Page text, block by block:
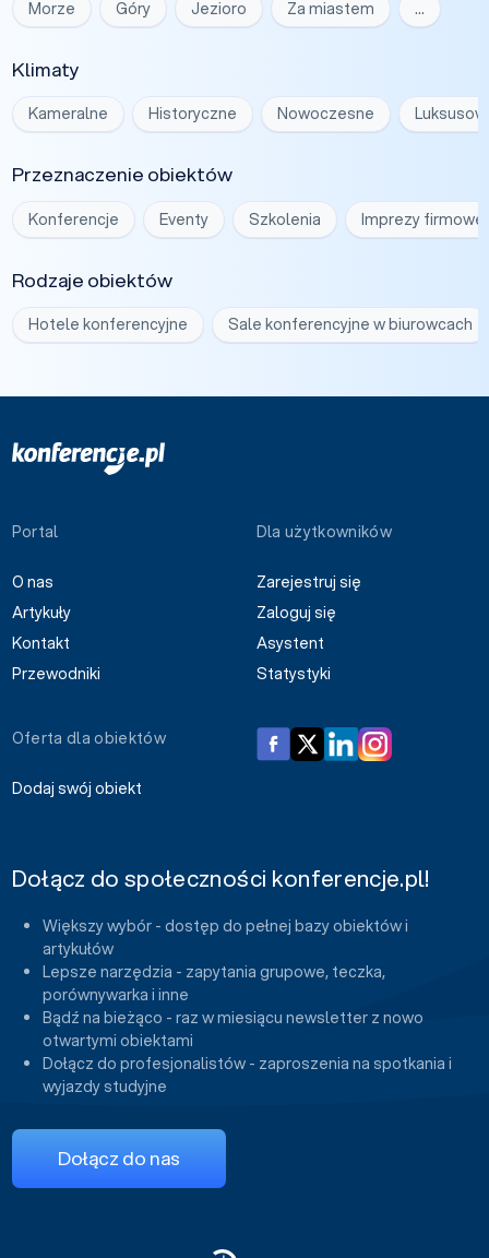
Morze Góry Jezioro Za miastem …
Klimaty
Kameralne Historyczne Nowoczesne
Przeznaczenie obiektów
Konferencje Eventy Szkolenia Imprezy firmowe
Rodzaje obiektów
Hotele konferencyjne Sale konferencyjne w biurowcach
Portal
O nas
Artykuły
Kontakt
Przewodniki
Dla użytkowników
Zarejestruj się
Zaloguj się
Asystent
Statystyki
Oferta dla obiektów
Dodaj swój obiekt
Dołącz do społeczności konferencje.pl!
Większy wybór - dostęp do pełnej bazy obiektów i
artykułów
Lepsze narzędzia - zapytania grupowe, teczka,
porównywarka i inne
Bądź na bieżąco - raz w miesiącu newsletter z nowo
otwartymi obiektami
Dołącz do profesjonalistów - zaproszenia na spotkania i
wyjazdy studyjne
Dołącz do nas